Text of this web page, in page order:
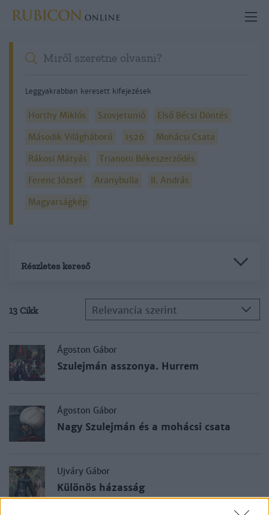
Leggyakrabban keresett kifejezések
Horthy Miklós Szovjetunió
Első Bécsi Döntés
Második Világháború
1526
Mohácsi Csata
Rákosi Mátyás
Trianoni Békeszerződés
Ferenc József
Aranybulla
II. András
Magyarságkép
Részletes kereső
13 Cikk Relevancia szerint
Ágoston Gábor
Szulejmán asszonya. Hurrem
Ágoston Gábor
Nagy Szulejmán és a mohácsi csata
Ujváry Gábor
Különös házasság